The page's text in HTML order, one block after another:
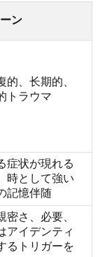
ン
的、长期的、
トラウマ
症状が現れる
時として強い
記憶伴随
密さ、必要、
アイデンティ
るトリガーを